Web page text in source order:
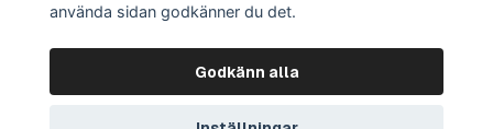
© 2026 Kristallpunkten
använda sidan godkänner du det.
Godkänn alla